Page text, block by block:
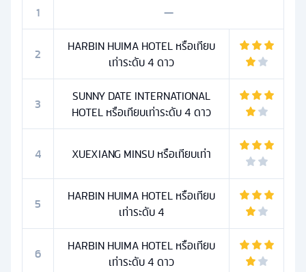
1
—
2
HARBIN HUIMA HOTEL หรือเทียบ
เท่าระดับ 4 ดาว
3
SUNNY DATE INTERNATIONAL
HOTEL หรือเทียบเท่าระดับ 4 ดาว
4 XUEXIANG MINSU หรือเทียบเท่า
5
HARBIN HUIMA HOTEL หรือเทียบ
เท่าระดับ 4
6
HARBIN HUIMA HOTEL หรือเทียบ
เท่าระดับ 4 ดาว